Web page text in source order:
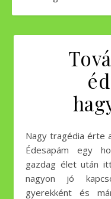
Nagy tragédia érte a családunkat egy évvel ezelőtt.
Édesapám egy
gazdag élet után
nagyon jó
gyerekként és